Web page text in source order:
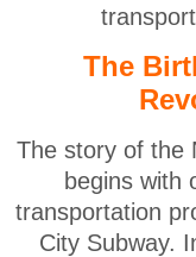
The
The story of the
begins with
transportation
City Subway.